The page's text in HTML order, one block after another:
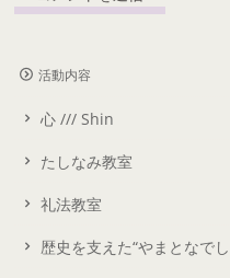
活動内容
心 /// Shin
たしなみ教室
礼法教室
歴史を支えた“やまとなで